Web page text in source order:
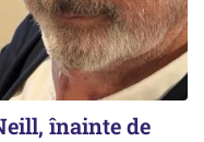
înainte de